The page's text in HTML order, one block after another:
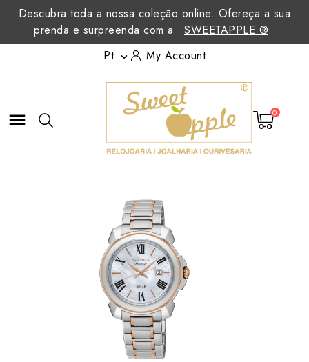
Descubra toda a nossa coleção online. Ofereça a sua
prenda e surpreenda com a
SWEETAPPLE ®
Pt  My Account
 0